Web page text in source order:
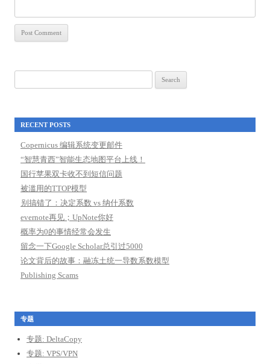
for:
RECENT POSTS
Copernicus 编辑系统变更邮件
“智慧青西”智能生态地图平台上线！
国行苹果双卡收不到短信问题
被滥用的TTOP模型
别搞错了：决定系数 vs 纳什系数
evernote再见；UpNote你好
概率为0的事情经常会发生
留念一下Google Scholar总引过5000
论文背后的故事：融冻土统一导数系数模型
Publishing Scams
专题
专题: DeltaCopy
专题: VPS/VPN